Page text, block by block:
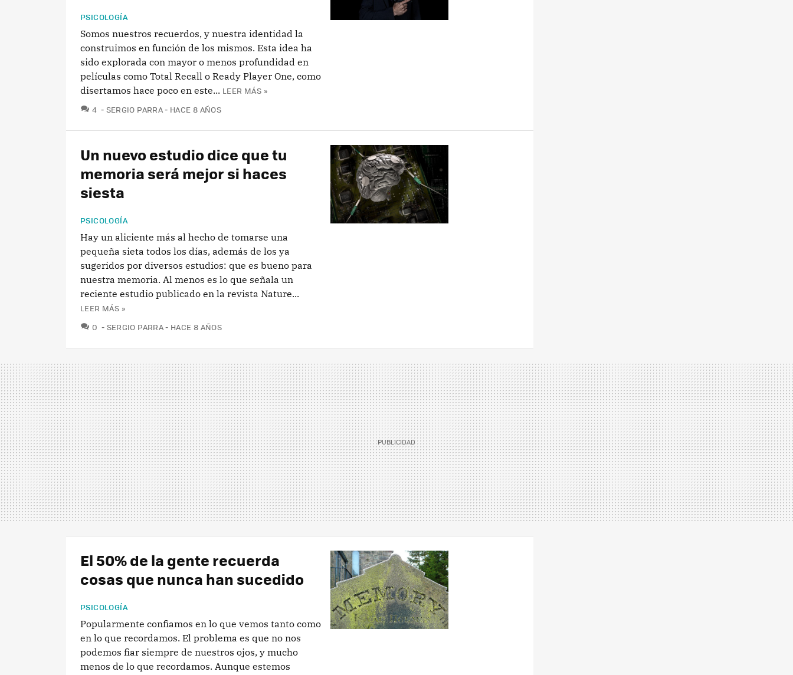
PSICOLOGÍA
Somos nuestros recuerdos, y nuestra identidad la
construimos en función de los mismos. Esta idea ha
sido explorada con mayor o menos profundidad en
películas como Total Recall o Ready Player One, como
disertamos hace poco en este... LEER MÁS »
4 COMENTARIOS
SERGIO PARRA HACE 8 AÑOS
Un nuevo estudio dice que tu
memoria será mejor si haces
siesta
PSICOLOGÍA
Hay un aliciente más al hecho de tomarse una
pequeña sieta todos los días, además de los ya
sugeridos por diversos estudios: que es bueno para
nuestra memoria. Al menos es lo que señala un
reciente estudio publicado en la revista Nature...
LEER MÁS »
0 COMENTARIOS
SERGIO PARRA HACE 8 AÑOS
El 50% de la gente recuerda
cosas que nunca han sucedido
PSICOLOGÍA
Popularmente confiamos en lo que vemos tanto como
en lo que recordamos. El problema es que no nos
podemos fiar siempre de nuestros ojos, y mucho
menos de lo que recordamos. Aunque estemos